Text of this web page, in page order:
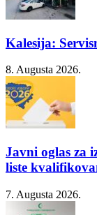
Kalesija:
8. Augusta 2026.
Javni oglas za
liste
7. Augusta 2026.